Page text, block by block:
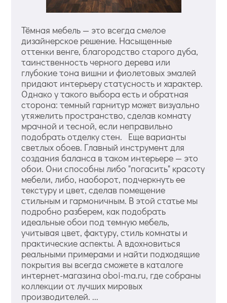
Тёмная мебель — это всегда смелое
дизайнерское решение. Насыщенные
оттенки венге, благородство старого дуба,
таинственность черного дерева или
глубокие тона вишни и фиолетовых эмалей
придают интерьеру статусность и характер.
Однако у такого выбора есть и обратная
сторона: темный гарнитур может визуально
утяжелить пространство, сделав комнату
мрачной и тесной, если неправильно
подобрать отделку стен. Еще варианты
светлых обоев. Главный инструмент для
создания баланса в таком интерьере — это
обои. Они способны либо "погасить" красоту
мебели, либо, наоборот, подчеркнуть ее
текстуру и цвет, сделав помещение
стильным и гармоничным. В этой статье мы
подробно разберем, как подобрать
идеальные обои под темную мебель,
учитывая цвет, фактуру, стиль комнаты и
практические аспекты. А вдохновиться
реальными примерами и найти подходящие
покрытия вы всегда сможете в каталоге
интернет-магазина oboi-ma.ru, где собраны
коллекции от лучших мировых
производителей. ...